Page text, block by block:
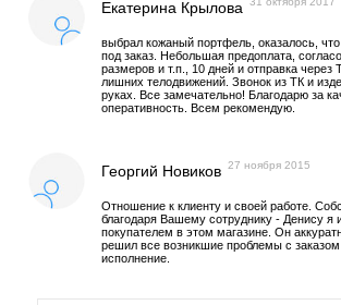
Екатерина Крылова
выбрал кожаный портфель, оказалось,
под заказ. Небольшая предоплата,
размеров и т.п., 10 дней и отправка через
лишних телодвижений. Звонок из ТК и
руках. Все замечательно! Благодарю за
оперативность. Всем рекомендую.
Георгий Новиков 27 ноября 2015
Отношение к клиенту и своей работе.
благодаря Вашему сотруднику - Денису я
покупателем в этом магазине. Он
решил все возникшие проблемы с заказом
исполнение.